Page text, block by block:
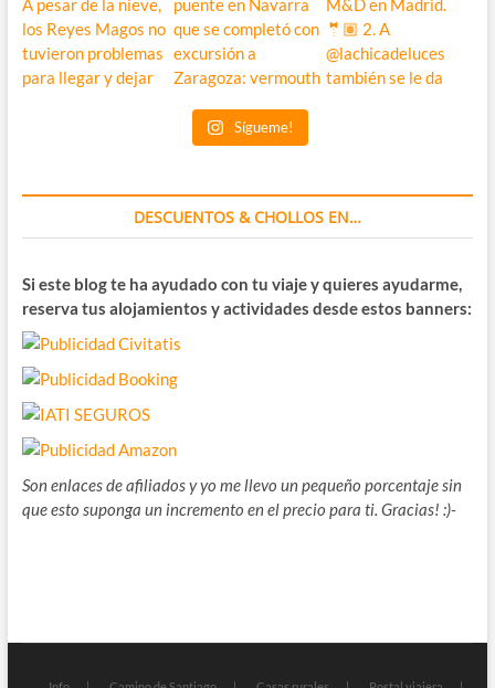
Sígueme!
DESCUENTOS & CHOLLOS EN…
Si este blog te ha ayudado con tu viaje y quieres ayudarme,
reserva tus alojamientos y actividades desde estos banners:
Son enlaces de afiliados y yo me llevo un pequeño porcentaje sin
que esto suponga un incremento en el precio para ti. Gracias! :)-